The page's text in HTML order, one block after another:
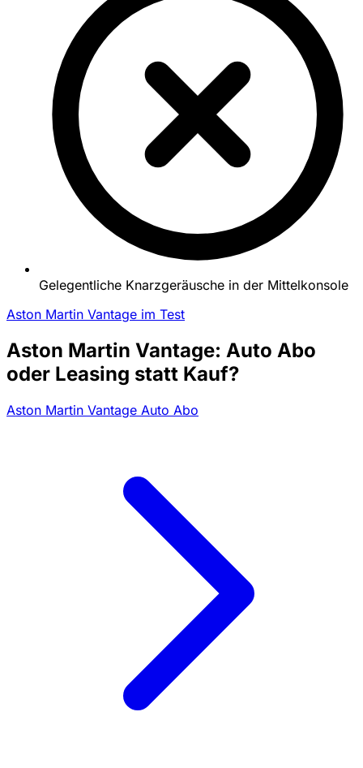
Gelegentliche Knarzgeräusche in der Mittelkonsole
Aston Martin Vantage im Test
Aston Martin Vantage: Auto Abo
oder Leasing statt Kauf?
Aston Martin Vantage Auto Abo